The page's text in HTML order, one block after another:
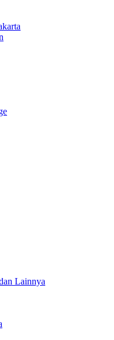
Lainnya